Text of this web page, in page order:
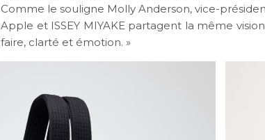
Comme le souligne Molly Anderson, vice-
Apple et ISSEY MIYAKE partagent la même
faire, clarté et émotion. »